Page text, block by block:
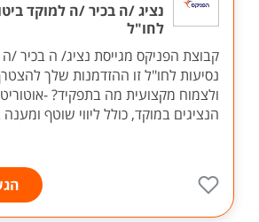
נציג /ה בכיר /ה למוקד
לחו"ל
קבוצת הפניקס מגייסת נציג/ ה בכיר /ה
נסיעות לחו"ל זו ההזדמנות שלך
ולצמוח מקצועית מה בתפקיד? -
הנציגים במוקד, כולל ליווי שוטף